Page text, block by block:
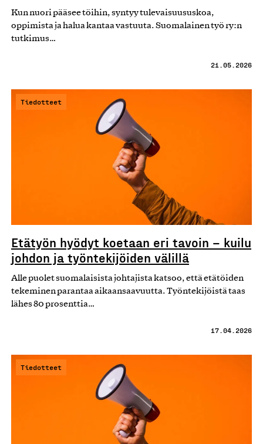
Kun nuori pääsee töihin, syntyy tulevaisuususkoa,
oppimista ja halua kantaa vastuuta. Suomalainen työ ry:n
tutkimus…
21.05.2026
Tiedotteet
Etätyön hyödyt koetaan eri tavoin – kuilu
johdon ja työntekijöiden välillä
Alle puolet suomalaisista johtajista katsoo, että etätöiden
tekeminen parantaa aikaansaavuutta. Työntekijöistä taas
lähes 80 prosenttia…
17.04.2026
Tiedotteet